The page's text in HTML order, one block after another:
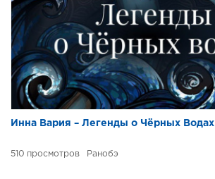
Инна Вария – Легенды о Чёрных Водах
510 Ранобэ